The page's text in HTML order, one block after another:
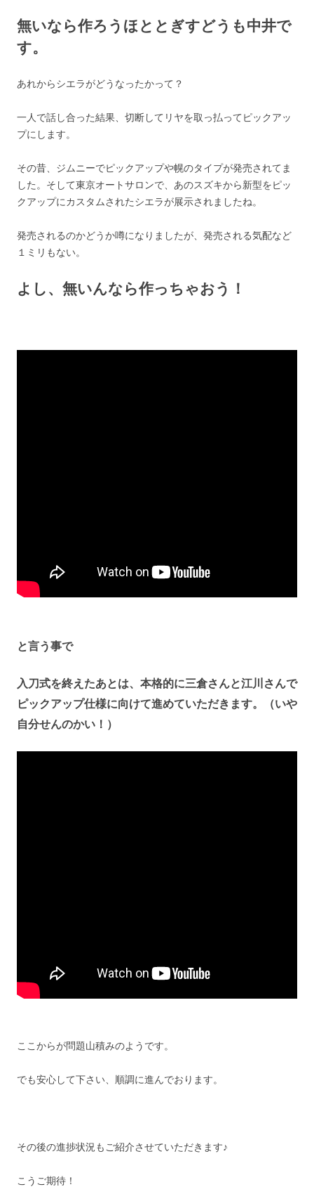
無いなら作ろうほととぎすどうも中井で
す。
あれからシエラがどうなったかって？
一人で話し合った結果、切断してリヤを取っ払ってピックアッ
プにします。
その昔、ジムニーでピックアップや幌のタイプが発売されてま
した。そして東京オートサロンで、あのスズキから新型をピッ
クアップにカスタムされたシエラが展示されましたね。
発売されるのかどうか噂になりましたが、発売される気配など
１ミリもない。
よし、無いんなら作っちゃおう！
と言う事で
入刀式を終えたあとは、本格的に三倉さんと江川さんで
ピックアップ仕様に向けて進めていただきます。（いや
自分せんのかい！）
ここからが問題山積みのようです。
でも安心して下さい、順調に進んでおります。
その後の進捗状況もご紹介させていただきます♪
こうご期待！